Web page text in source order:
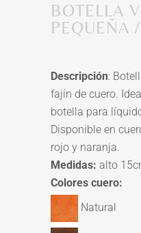
BOTELLA
PEQUEÑA
Descripción:
fajín de cuero.
botella para
Disponible en
rojo y naranja.
Medidas: alto
Colores cuero:
Natural